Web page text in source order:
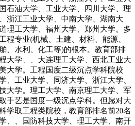
石油大学、工业大学、四川大学、理
浙江工业大学、中南大学、湖南大
理工大学、福州大学、郑州大学。多
程专业(机械、土建、材料、能源、
、水利、化工等)的根本。教育部排
大学、、大连理工大学、西北工业大
大学。工程国度二级沉点学科院校
、工业大学、同济大学、浙江大学、
大学。理工大学、南京理工大学、军
手艺是国度一级沉点学科。但愿对大
学取工程类院校，教育部排名前20名
、、国防科技大学、理工大学、南开